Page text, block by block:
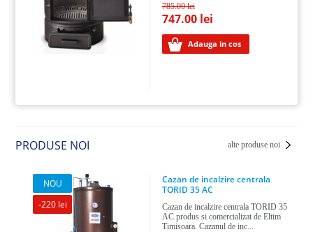
785.00 lei
747.00 lei
Adauga in cos
PRODUSE NOI alte produse noi
NOU
-220 lei
Cazan de incalzire centrala
TORID 35 AC
Cazan de incalzire centrala TORID 35
AC produs si comercializat de Eltim
Timisoara. Cazanul de inc...